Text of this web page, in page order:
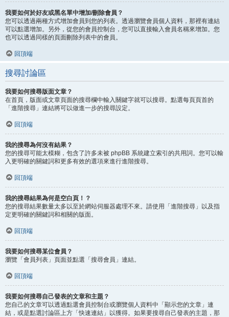
我要如何於好友或黑名單中增加/刪除會員？
您可以透過兩種方式增加會員到您的列表。透過瀏覽會員個人資料，那裡有連結
可以點選增加。另外，從您的會員控制台，您可以直接輸入會員名稱來增加。您
也可以透過同樣的頁面刪除列表中的會員。
回頂端
搜尋討論區
我要如何搜尋版面文章？
在首頁，版面或文章頁面的搜尋欄中輸入關鍵字就可以搜尋。點選每頁頁首的
「進階搜尋」連結將可以做進一步的搜尋設定。
回頂端
我的搜尋為何沒有結果？
您的搜尋可能太模糊，包含了許多未被 phpBB 系統建立索引的共用詞。您可以輸
入更明確的關鍵詞和更多有效的選項來進行進階搜尋。
回頂端
我的搜尋結果為何是空白頁！？
您的搜尋結果數量太多以至於網站伺服器處理不來。請使用「進階搜尋」以及指
定更明確的關鍵詞和相關的版面。
回頂端
我要如何搜尋某位會員？
瀏覽「會員列表」頁面並點選「搜尋會員」連結。
回頂端
我要如何搜尋自己發表的文章和主題？
您自己的文章可以透過點選會員控制台或瀏覽個人資料中「顯示您的文章」連
結，或是點選討論區上方「快速連結」以獲得。如果要搜尋自己發表的主題，那